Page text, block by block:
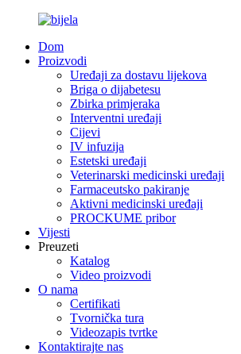
Dom
Proizvodi
Uređaji za dostavu lijekova
Briga o dijabetesu
Zbirka primjeraka
Interventni uređaji
Cijevi
IV infuzija
Estetski uređaji
Veterinarski medicinski uređaji
Farmaceutsko pakiranje
Aktivni medicinski uređaji
PROCKUME pribor
Vijesti
Preuzeti
Katalog
Video proizvodi
O nama
Certifikati
Tvornička tura
Videozapis tvrtke
Kontaktirajte nas